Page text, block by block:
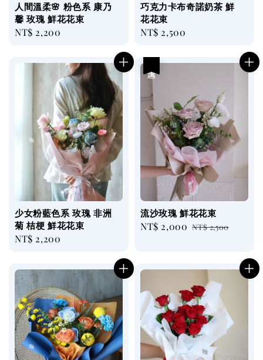
人間溫柔🌸 粉色系 康乃
馨 玫瑰 鮮花花束
Regular
NT$ 2,200
巧克力卡布奇諾奶茶 鮮
花花束
Regular
NT$ 2,500
少女粉藍色系 玫瑰 非洲
菊 桔梗 鮮花花束
Regular
NT$ 2,200
流沙玫瑰 鮮花花束
Sale
NT$ 2,000 Regular
NT$ 2,500